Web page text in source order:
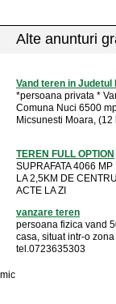
Alte anunturi
Vand teren in Judetul
*persoana privata *
Comuna Nuci 6500
Micsunesti Moara, (12
TEREN FULL OPTION
SUPRAFATA 4066
LA 2,5KM DE
ACTE LA ZI
vanzare teren
persoana fizica vand
casa, situat intr-o
tel.0723635303
mic